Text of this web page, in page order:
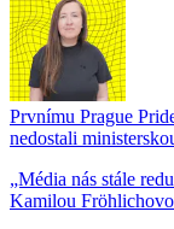
Prvnímu Prague
nedostali
„Média nás stále
Kamilou